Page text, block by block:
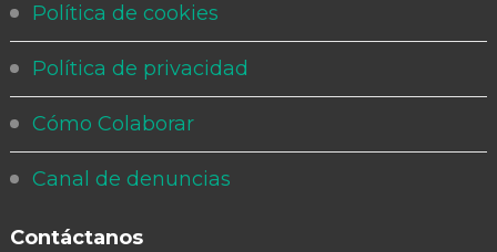
Política de cookies
Política de privacidad
Cómo Colaborar
Canal de denuncias
Contáctanos